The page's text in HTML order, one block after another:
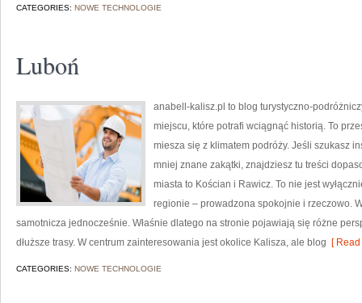
CATEGORIES: NOWE TECHNOLOGIE
Luboń
anabell-kalisz.pl to blog turystyczno-
miejscu, które potrafi wciągnąć historią. To
miesza się z klimatem podróży. Jeśli szukasz
mniej znane zakątki, znajdziesz tu treści
miasta to Kościan i Rawicz. To nie jest
regionie – prowadzona spokojnie i rzeczowo.
samotnicza jednocześnie. Właśnie dlatego na stronie pojawiają się różne
dłuższe trasy. W centrum zainteresowania jest okolice Kalisza, ale blog [
CATEGORIES: NOWE TECHNOLOGIE